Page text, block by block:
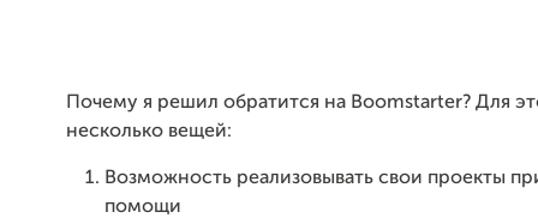
Почему я решил обратится на Boomstarter? Для
несколько вещей:
Возможность реализовывать свои проекты
помощи